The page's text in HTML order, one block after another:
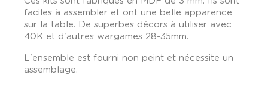
faciles à assembler et ont une belle apparence
sur la table. De superbes décors à utiliser avec
40K et d'autres wargames 28-35mm.
L'ensemble est fourni non peint et nécessite un
assemblage.